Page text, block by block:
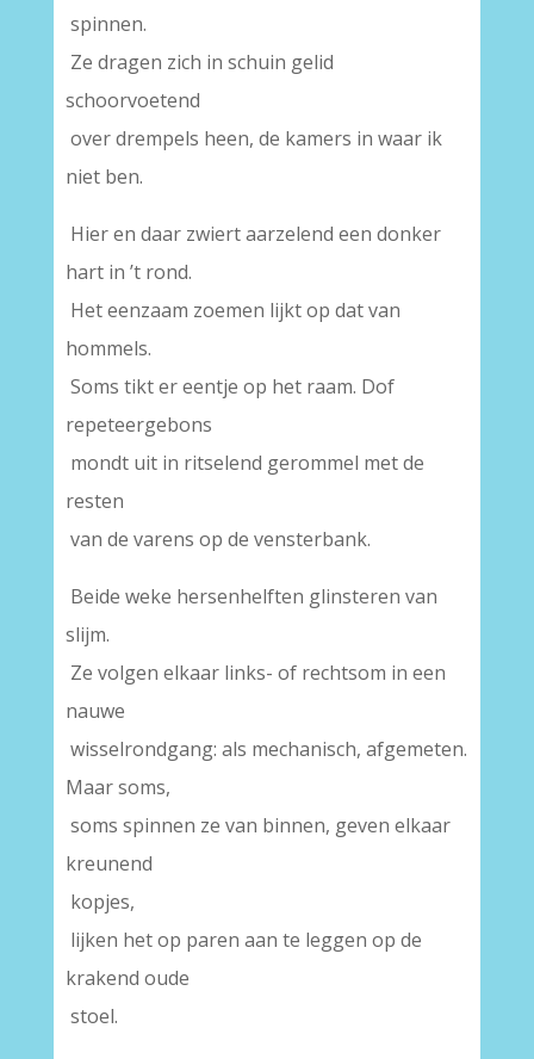
spinnen.
Ze dragen zich in schuin gelid
schoorvoetend
over drempels heen, de kamers in waar ik
niet ben.
Hier en daar zwiert aarzelend een donker
hart in ’t rond.
Het eenzaam zoemen lijkt op dat van
hommels.
Soms tikt er eentje op het raam. Dof
repeteergebons
mondt uit in ritselend gerommel met de
resten
van de varens op de vensterbank.
Beide weke hersenhelften glinsteren van
slijm.
Ze volgen elkaar links- of rechtsom in een
nauwe
wisselrondgang: als mechanisch, afgemeten.
Maar soms,
soms spinnen ze van binnen, geven elkaar
kreunend
kopjes,
lijken het op paren aan te leggen op de
krakend oude
stoel.